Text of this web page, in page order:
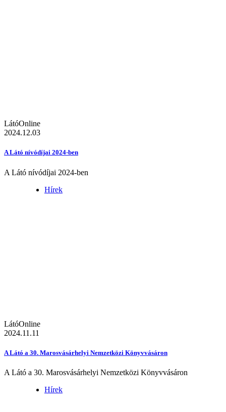
LátóOnline
2024.12.03
A Látó nívódíjai 2024-ben
A Látó nívódíjai 2024-ben
Hírek
LátóOnline
2024.11.11
A Látó a 30. Marosvásárhelyi Nemzetközi Könyvvásáron
A Látó a 30. Marosvásárhelyi Nemzetközi Könyvvásáron
Hírek